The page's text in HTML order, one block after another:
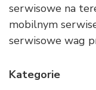
serwisowe na
mobilnym
serwisowe wag
Kategorie